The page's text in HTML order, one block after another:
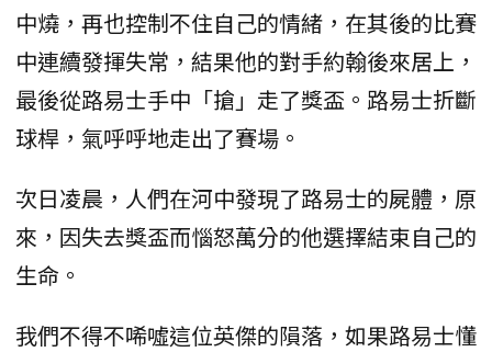
中燒，再也控制不住自己的情緒，在其後的比賽
中連續發揮失常，結果他的對手約翰後來居上，
最後從路易士手中「搶」走了獎盃。路易士折斷
球桿，氣呼呼地走出了賽場。
次日凌晨，人們在河中發現了路易士的屍體，原
來，因失去獎盃而惱怒萬分的他選擇結束自己的
生命。
我們不得不唏噓這位英傑的隕落，如果路易士懂